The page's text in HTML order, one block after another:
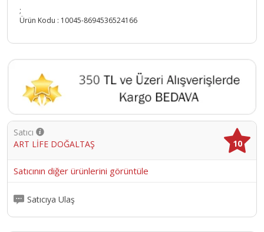
;
Ürün Kodu : 10045-8694536524166
Satıcı
ART LİFE DOĞALTAŞ
10
Satıcının diğer ürünlerini görüntüle
Satıcıya Ulaş